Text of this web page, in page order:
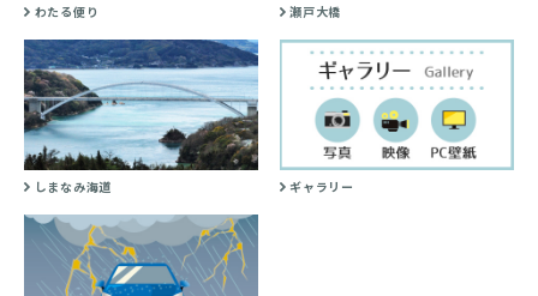
わたる便り 瀬戸大橋
しまなみ海道 ギャラリー